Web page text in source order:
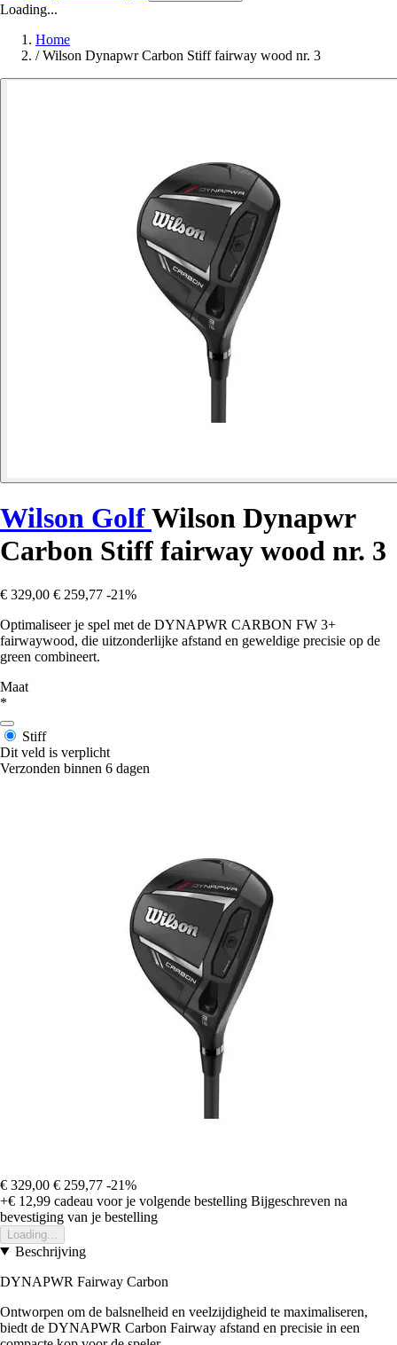
Loading...
Home
/ Wilson Dynapwr Carbon Stiff fairway wood nr. 3
Wilson GolfWilson Dynapwr
Carbon Stiff fairway wood nr. 3
€ 329,00 € 259,77 -21%
Optimaliseer je spel met de DYNAPWR CARBON FW 3+
fairwaywood, die uitzonderlijke afstand en geweldige precisie op de
green combineert.
Maat
*
Stiff
Dit veld is verplicht
Verzonden binnen 6 dagen
€ 329,00 € 259,77 -21%
+€ 12,99 cadeau voor je volgende bestelling Bijgeschreven na
bevestiging van je bestelling
Loading...
Beschrijving
DYNAPWR Fairway Carbon
Ontworpen om de balsnelheid en veelzijdigheid te maximaliseren,
biedt de DYNAPWR Carbon Fairway afstand en precisie in een